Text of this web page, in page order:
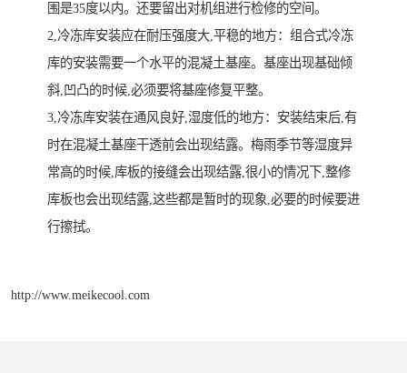
围是35度以内。还要留出对机组进行检修的空间。
2,冷冻库安装应在耐压强度大,平稳的地方：组合式冷冻
库的安装需要一个水平的混凝土基座。基座出现基础倾
斜,凹凸的时候,必须要将基座修复平整。
3,冷冻库安装在通风良好,湿度低的地方：安装结束后,有
时在混凝土基座干透前会出现结露。梅雨季节等湿度异
常高的时候,库板的接缝会出现结露,很小的情况下,整修
库板也会出现结露,这些都是暂时的现象,必要的时候要进
行擦拭。
http://www.meikecool.com